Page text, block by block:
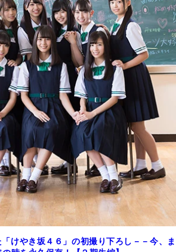
けやき坂４６」の初撮り下ろし－－今、ま